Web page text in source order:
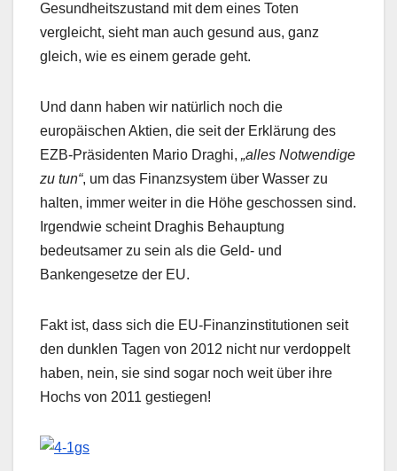
Gesundheitszustand mit dem eines Toten
vergleicht, sieht man auch gesund aus, ganz
gleich, wie es einem gerade geht.
Und dann haben wir natürlich noch die
europäischen Aktien, die seit der Erklärung des
EZB-Präsidenten Mario Draghi, „alles Notwendige
zu tun“, um das Finanzsystem über Wasser zu
halten, immer weiter in die Höhe geschossen sind.
Irgendwie scheint Draghis Behauptung
bedeutsamer zu sein als die Geld- und
Bankengesetze der EU.
Fakt ist, dass sich die EU-Finanzinstitutionen seit
den dunklen Tagen von 2012 nicht nur verdoppelt
haben, nein, sie sind sogar noch weit über ihre
Hochs von 2011 gestiegen!